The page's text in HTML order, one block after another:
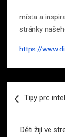
místa a
stránky
https://
pro
Tipy pro
Děti žijí ve